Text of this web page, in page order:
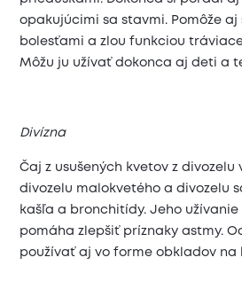
opakujúcimi sa stavmi. Pomôže aj
bolesťami a zlou funkciou
Môžu ju užívať dokonca aj deti a
Divízna
Čaj z usušených kvetov z divozelu
divozelu malokvetého a divozelu
kašľa a bronchitídy. Jeho
pomáha zlepšiť príznaky astmy.
používať aj vo forme obkladov na